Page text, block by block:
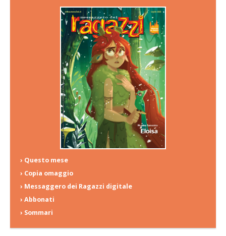
› Questo mese
› Copia omaggio
› Messaggero dei Ragazzi digitale
› Abbonati
› Sommari